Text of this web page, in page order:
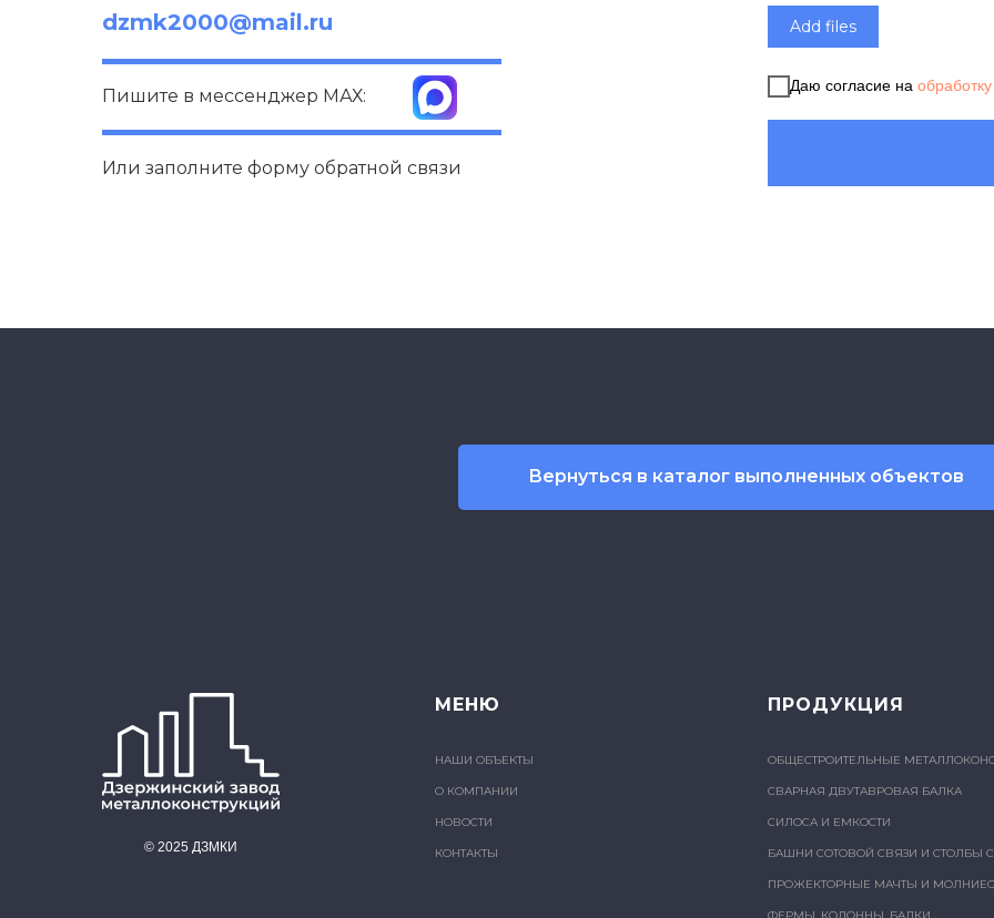
dzmk2000@mail.ru
Или заполните форму обратной связи
Add files
Даю согласие на
Пишите в мессенджер МАХ:
Вернуться в каталог выполненных объектов
МЕНЮ
КОНТАКТЫ
НОВОСТИ
О КОМПАНИИ
НАШИ ОБЪЕКТЫ
ПРОДУКЦИЯ
БАШНИ СОТОВОЙ СВЯЗИ И СТОЛБЫ
ПРОЖЕКТОРНЫЕ МАЧТЫ И
СИЛОСА И ЕМКОСТИ
СВАРНАЯ ДВУТАВРОВАЯ БАЛКА
ОБЩЕСТРОИТЕЛЬНЫЕ
© 2025 ДЗМКИ